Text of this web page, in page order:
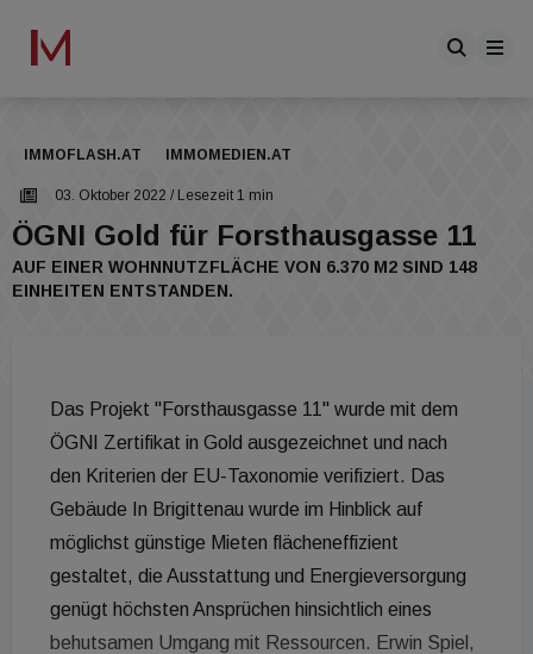
IMMOFLASH.AT IMMOMEDIEN.AT
03. Oktober 2022 / Lesezeit 1 min
ÖGNI Gold für Forsthausgasse 11
AUF EINER WOHNNUTZFLÄCHE VON 6.370 M2 SIND 148
EINHEITEN ENTSTANDEN.
Das Projekt "Forsthausgasse 11" wurde mit dem
ÖGNI Zertifikat in Gold ausgezeichnet und nach
den Kriterien der EU-Taxonomie verifiziert. Das
Gebäude In Brigittenau wurde im Hinblick auf
möglichst günstige Mieten flächeneffizient
gestaltet, die Ausstattung und Energieversorgung
genügt höchsten Ansprüchen hinsichtlich eines
behutsamen Umgang mit Ressourcen. Erwin Spiel,